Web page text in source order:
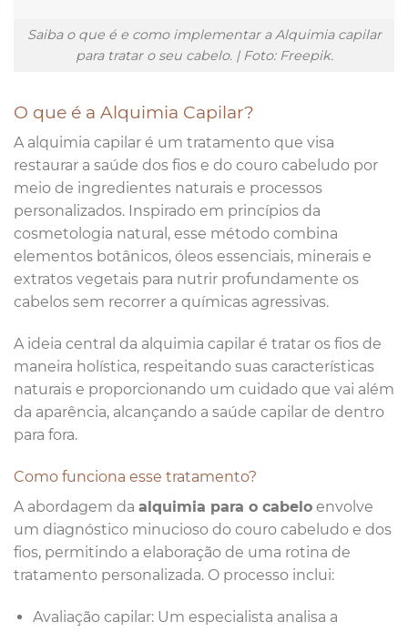
Saiba o que é e como implementar a Alquimia capilar
para tratar o seu cabelo. | Foto: Freepik.
O que é a Alquimia Capilar?
A alquimia capilar é um tratamento que visa
restaurar a saúde dos fios e do couro cabeludo por
meio de ingredientes naturais e processos
personalizados. Inspirado em princípios da
cosmetologia natural, esse método combina
elementos botânicos, óleos essenciais, minerais e
extratos vegetais para nutrir profundamente os
cabelos sem recorrer a químicas agressivas.
A ideia central da alquimia capilar é tratar os fios de
maneira holística, respeitando suas características
naturais e proporcionando um cuidado que vai além
da aparência, alcançando a saúde capilar de dentro
para fora.
Como funciona esse tratamento?
A abordagem da alquimia para o cabelo envolve
um diagnóstico minucioso do couro cabeludo e dos
fios, permitindo a elaboração de uma rotina de
tratamento personalizada. O processo inclui:
Avaliação capilar: Um especialista analisa a